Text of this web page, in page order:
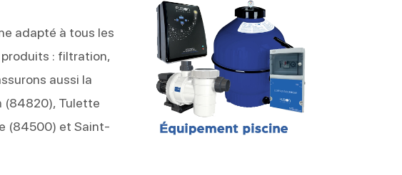
adapté à tous les
produits : filtration,
aussi la
(84820), Tulette
(84500) et Saint-